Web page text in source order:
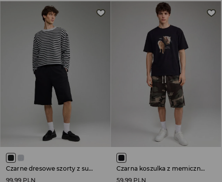
Czarne dresowe szorty z surowo wykończonymi brzegami
99,99 PLN
Czarna koszulka z memicznym nadrukiem kota
59,99 PLN